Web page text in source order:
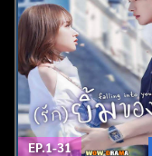
EP.1-31